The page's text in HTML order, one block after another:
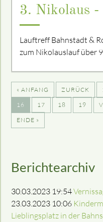
3. Nikolaus -
Lauftreff Bahnstadt &
zum Nikolauslauf über
« ANFANG ZURÜCK
16
17 18 19
ENDE »
Berichtearchiv
30.03.2023 19:54
23.03.2023 10:06
Lieblingsplatz in der